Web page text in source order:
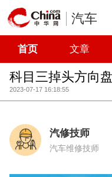
汽车
首页 文章
科目三掉头方向
2023-07-17 16:18:55
汽修技师
汽车维修技师